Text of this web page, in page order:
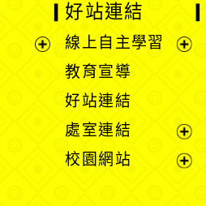
好站連結
線上自主學習
單
教育宣導
好站連結
處室連結
展
開
校園網站